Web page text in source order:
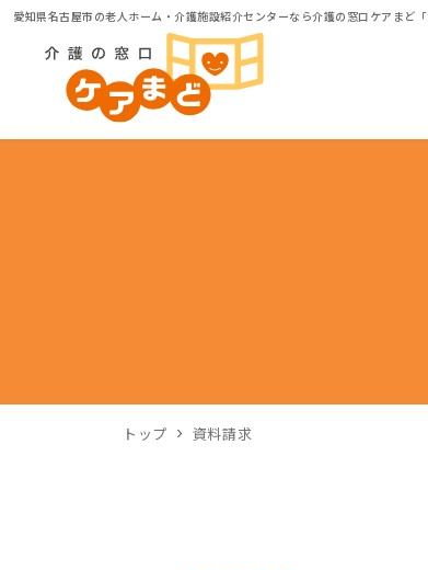
愛知県名古屋市の老人ホーム・介護施設紹介センターなら介護の窓口ケアまど
トップ 資料請求